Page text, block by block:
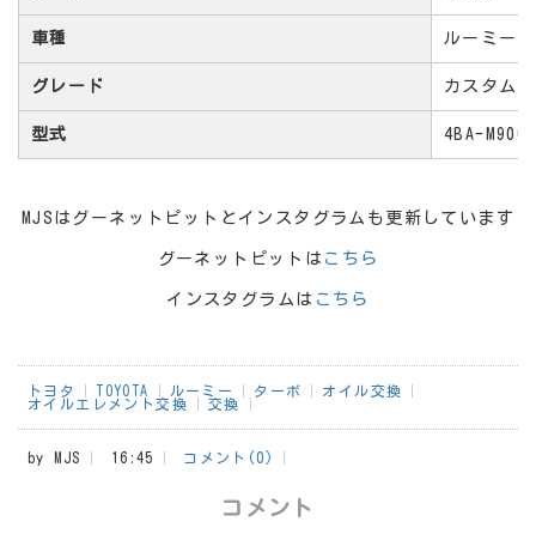
車種 ルーミー
グレード カスタム
型式 4BA-M900A
MJSはグーネットピットとインスタグラムも更新しています
グーネットピットは こちら
インスタグラムは こちら
トヨタ TOYOTA ルーミー ターボ
オイル交換
オイルエレメント交換
交換
by MJS 16:45 コメント(0)
コメント